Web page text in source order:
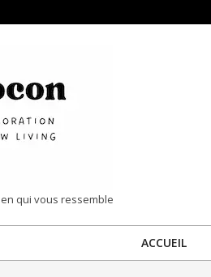
qui vous ressemble
ACCUEIL